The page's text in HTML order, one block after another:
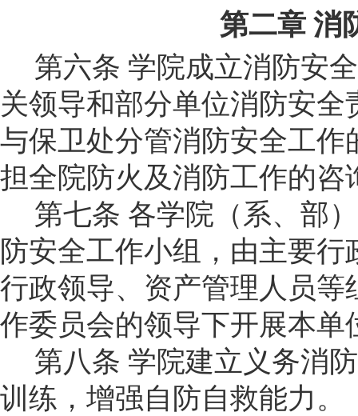
第二章 消
第六条 学院成立消防安
关领导和部分单位消防安
与保卫处分管消防安全工作
担全院防火及消防工作的咨
第七条 各学院 （系、部）
防安全工作小组，由主要
行政领导、 资产管理人员等
作委员会的领导下开展本单
第八条 学院建立义务消
训练，增强自防自救能力。